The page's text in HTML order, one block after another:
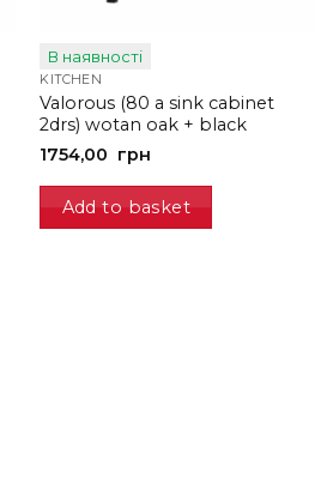
В наявності
KITCHEN
Valorous (80 a sink cabinet
2drs) wotan oak + black
1754,00 грн
Add to basket